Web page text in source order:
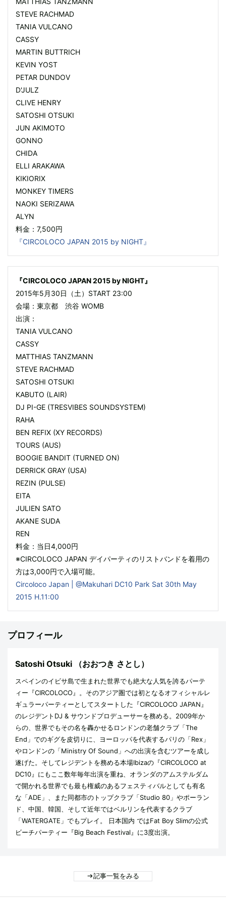
STEVE RACHMAD
TANIA VULCANO
CASSY
MARTIN BUTTRICH
KEVIN YOST
PETAR DUNDOV
D'JULZ
CLIVE HENRY
SATOSHI OTSUKI
JUN AKIMOTO
GONNO
CHIDA
ELLI ARAKAWA
KIKIORIX
MONKEY TIMERS
NAOKI SERIZAWA
ALYN
料金：7,500円
『CIRCOLOCO JAPAN 2015 by NIGHT』
『CIRCOLOCO JAPAN 2015 by NIGHT』
2015年5月30日（土）START 23:00
会場：東京都 渋谷 WOMB
出演：
TANIA VULCANO
CASSY
MATTHIAS TANZMANN
STEVE RACHMAD
SATOSHI OTSUKI
KABUTO (LAIR)
DJ PI-GE (TRESVIBES SOUNDSYSTEM)
RAHA
BEN REFIX (XY RECORDS)
TOURS (AUS)
BOOGIE BANDIT (TURNED ON)
DERRICK GRAY (USA)
REZIN (PULSE)
EITA
JULIEN SATO
AKANE SUDA
REN
料金：当日4,000円
※CIRCOLOCO JAPAN デイパーティのリストバンドを着用の
方は3,000円で入場可能。
Circoloco Japan | @Makuhari DC10 Park Sat 30th May
2015 H.11:00
プロフィール
Satoshi Otsuki （おおつき さとし）
スペインのイビサ島で生まれた世界でも絶大な人気を誇るパーテ
ィー『CIRCOLOCO』。そのアジア圏では初となるオフィシャルレ
ギュラーパーティーとしてスタートした『CIRCOLOCO JAPAN』
のレジデントDJ & サウンドプロデューサーを務める。2009年か
らの、世界でもその名を轟かせるロンドンの老舗クラブ「The
End」でのギグを皮切りに、ヨーロッパを代表するパリの「Rex」
やロンドンの「Ministry Of Sound」への出演を含むツアーを成し
遂げた。そしてレジデントを務める本場Ibizaの『CIRCOLOCO at
DC10』にもここ数年毎年出演を重ね、オランダのアムステルダム
で開かれる世界でも最も権威のあるフェスティバルとしても有名
な「ADE」、また同都市のトップクラブ「Studio 80」やポーラン
ド、中国、韓国、そして近年ではベルリンを代表するクラブ
「WATERGATE」でもプレイ。 日本国内 ではFat Boy Slimの公式
ビーチパーティー『Big Beach Festival』に3度出演。
記事一覧をみる